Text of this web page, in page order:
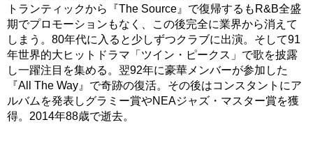
トランティックから『The Source』で復帰するもR&B全盛
期でプロモーションもなく、この後完全に業界から消えて
しまう。80年代に入ると少しずつクラブに出演。そして91
年世界的大ヒットドラマ「ツイン・ピークス」で歌を披露
し一躍注目を集める。翌92年に豪華メンバーが参加した
『All The Way』で奇跡の復活。その後はコンスタントにア
ルバムを発表しグラミー賞やNEAジャズ・マスター賞を獲
得。2014年88歳で逝去。